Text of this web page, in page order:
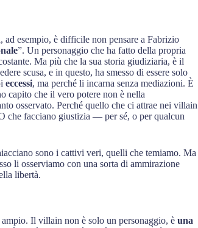
, ad esempio, è difficile non pensare a Fabrizio
”. Un personaggio che ha fatto della propria
Ma più che la sua storia giudiziaria, è il
scusa, e in questo, ha smesso di essere solo
eccessi, ma perché li incarna senza mediazioni. È
capito che il vero potere non è nella
osservato. Perché quello che ci attrae nei villain
che facciano giustizia — per sé, o per qualcun
sono i cattivi veri, quelli che temiamo. Ma
li osserviamo con una sorta di ammirazione
libertà.
Il villain non è solo un personaggio, è una